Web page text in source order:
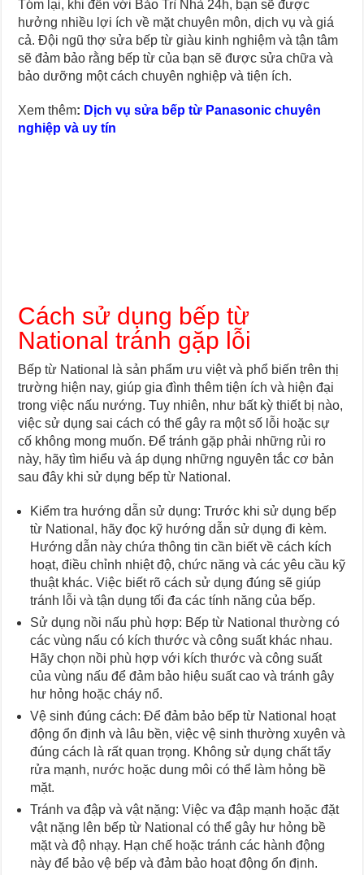
Tóm lại, khi đến với Bảo Trì Nhà 24h, bạn sẽ được
hưởng nhiều lợi ích về mặt chuyên môn, dịch vụ và giá
cả. Đội ngũ thợ sửa bếp từ giàu kinh nghiệm và tận tâm
sẽ đảm bảo rằng bếp từ của bạn sẽ được sửa chữa và
bảo dưỡng một cách chuyên nghiệp và tiện ích.
Xem thêm: Dịch vụ sửa bếp từ Panasonic chuyên
nghiệp và uy tín
Cách sử dụng bếp từ
National tránh gặp lỗi
Bếp từ National là sản phẩm ưu việt và phổ biến trên thị
trường hiện nay, giúp gia đình thêm tiện ích và hiện đại
trong việc nấu nướng. Tuy nhiên, như bất kỳ thiết bị nào,
việc sử dụng sai cách có thể gây ra một số lỗi hoặc sự
cố không mong muốn. Để tránh gặp phải những rủi ro
này, hãy tìm hiểu và áp dụng những nguyên tắc cơ bản
sau đây khi sử dụng bếp từ National.
Kiểm tra hướng dẫn sử dụng: Trước khi sử dụng bếp
từ National, hãy đọc kỹ hướng dẫn sử dụng đi kèm.
Hướng dẫn này chứa thông tin cần biết về cách kích
hoạt, điều chỉnh nhiệt độ, chức năng và các yêu cầu kỹ
thuật khác. Việc biết rõ cách sử dụng đúng sẽ giúp
tránh lỗi và tận dụng tối đa các tính năng của bếp.
Sử dụng nồi nấu phù hợp: Bếp từ National thường có
các vùng nấu có kích thước và công suất khác nhau.
Hãy chọn nồi phù hợp với kích thước và công suất
của vùng nấu để đảm bảo hiệu suất cao và tránh gây
hư hỏng hoặc cháy nổ.
Vệ sinh đúng cách: Để đảm bảo bếp từ National hoạt
động ổn định và lâu bền, việc vệ sinh thường xuyên và
đúng cách là rất quan trọng. Không sử dụng chất tẩy
rửa mạnh, nước hoặc dung môi có thể làm hỏng bề
mặt.
Tránh va đập và vật nặng: Việc va đập mạnh hoặc đặt
vật nặng lên bếp từ National có thể gây hư hỏng bề
mặt và độ nhạy. Hạn chế hoặc tránh các hành động
này để bảo vệ bếp và đảm bảo hoạt động ổn định.